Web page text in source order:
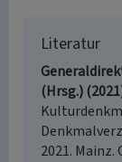
Literatur
(Hrsg.)
2021.